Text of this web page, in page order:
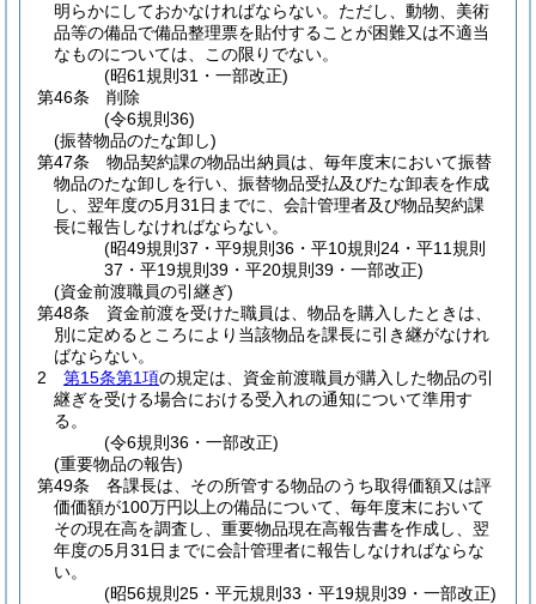
明らかにしておかなければならない。 ただし、動物、美術
品等の備品で備品整理票を貼付することが困難又は不適当
なものについては、この限りでない。
(昭61規則31・一部改正)
第46条
削除
(令6規則36)
(振替物品のたな卸し)
第47条
物品契約課の物品出納員は、毎年度末において振替
物品のたな卸しを行い、振替物品受払及びたな卸表を作成
し、翌年度の5月31日までに、会計管理者及び物品契約課
長に報告しなければならない。
(昭49規則37・平9規則36・平10規則24・平11規則
37・平19規則39・平20規則39・一部改正)
(資金前渡職員の引継ぎ)
第48条
資金前渡を受けた職員は、物品を購入したときは、
別に定めるところにより当該物品を課長に引き継がなけれ
ばならない。
2
第15条第1項の規定は、資金前渡職員が購入した物品の引
継ぎを受ける場合における受入れの通知について準用す
る。
(令6規則36・一部改正)
(重要物品の報告)
第49条
各課長は、その所管する物品のうち取得価額又は評
価価額が100万円以上の備品について、毎年度末において
その現在高を調査し、重要物品現在高報告書を作成し、翌
年度の5月31日までに会計管理者に報告しなければならな
い。
(昭56規則25・平元規則33・平19規則39・一部改正)